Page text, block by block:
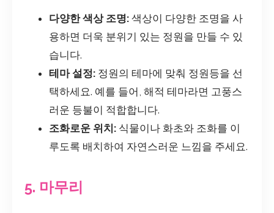
다양한 색상 조명: 색상이 다양한 조명을 사
용하면 더욱 분위기 있는 정원을 만들 수 있
습니다.
테마 설정: 정원의 테마에 맞춰 정원등을 선
택하세요. 예를 들어, 해적 테마라면 고풍스
러운 등불이 적합합니다.
조화로운 위치: 식물이나 화초와 조화를 이
루도록 배치하여 자연스러운 느낌을 주세요.
5. 마무리